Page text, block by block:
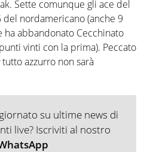
Sette comunque gli ace del
nordamericano (anche 9
abbandonato Cecchinato
vinti con la prima). Peccato
azzurro non sarà
su ultime news di
live? Iscriviti al nostro